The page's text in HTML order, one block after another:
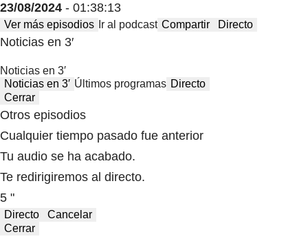
23/08/2024 - 01:38:13
Ver más episodios Ir al podcast Compartir Directo
Noticias en 3′
Noticias en 3′
Noticias en 3′ Últimos programas Directo
Cerrar
Otros episodios
Cualquier tiempo pasado fue anterior
Tu audio se ha acabado.
Te redirigiremos al directo.
5 "
Directo
Cancelar
Cerrar